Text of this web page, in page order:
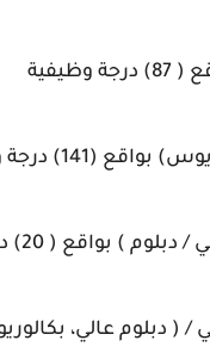
درجة وظيفية
( 20) درجة وظيفية
بكالوريوس) بواقع (